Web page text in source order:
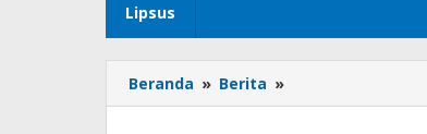
Lipsus
Beranda » Berita »
RD